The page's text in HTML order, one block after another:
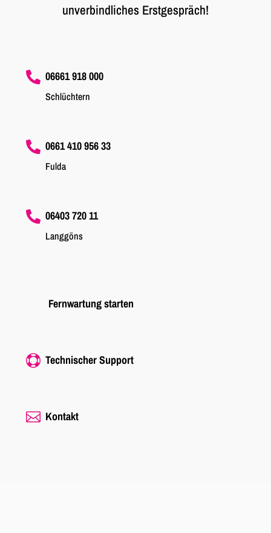
unverbindliches Erstgespräch!
 06661 918 000
Schlüchtern
 0661 410 956 33
Fulda
 06403 720 11
Langgöns
Fernwartung starten
 Technischer Support
 Kontakt